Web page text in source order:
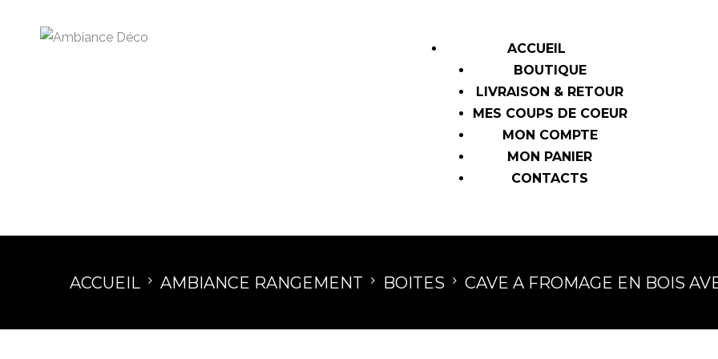
ACCUEIL
BOUTIQUE
LIVRAISON & RETOUR
MES COUPS DE COEUR
MON COMPTE
MON PANIER
CONTACTS
ACCUEIL AMBIANCE RANGEMENT BOITES CAVE A FROMAGE EN BOIS